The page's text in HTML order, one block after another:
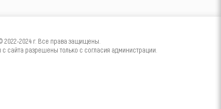
2024 г. Все права защищены.
сайта разрешены только с согласия администрации.